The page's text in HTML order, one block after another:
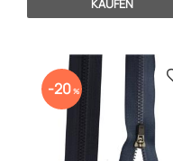
KAUFEN
20%